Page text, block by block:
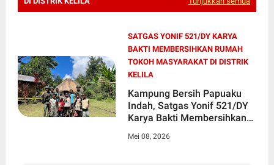
SATGAS YONIF 521/DY KARYA
BAKTI MEMBERSIHKAN RUMAH
TOKOH MASYARAKAT DI DISTRIK
KELILA
Kampung Bersih Papuaku
Indah, Satgas Yonif 521/DY
Karya Bakti Membersihkan
Distrik Kelila
Mei 08, 2026